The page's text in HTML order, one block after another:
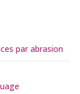
par abrasion